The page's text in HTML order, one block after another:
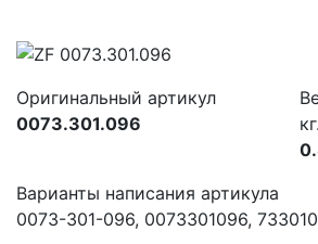
Оригинальный артикул
0073.301.096
кг.
Варианты написания артикула
0073-301-096, 0073301096,